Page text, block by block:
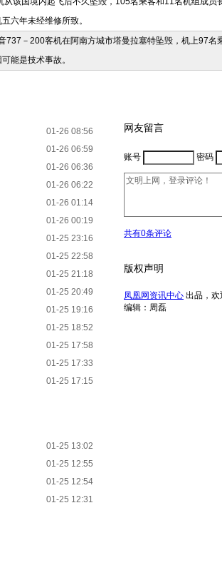
六年未经维修所致。
－200客机在阿南方城市塔曼拉塞特坠毁，机上97名
能是技术事故。
01-26 08:56
01-26 06:59
01-26 06:36
01-26 06:22
01-26 01:14
01-26 00:19
01-25 23:16
01-25 22:58
01-25 21:18
01-25 20:49
01-25 19:16
01-25 18:52
01-25 17:58
01-25 17:33
01-25 17:15
01-25 13:02
01-25 12:55
01-25 12:54
01-25 12:31
网友留言
账号 密码
共有0条评论
版权声明
凤凰网资讯中心 出品，欢
编辑：周磊